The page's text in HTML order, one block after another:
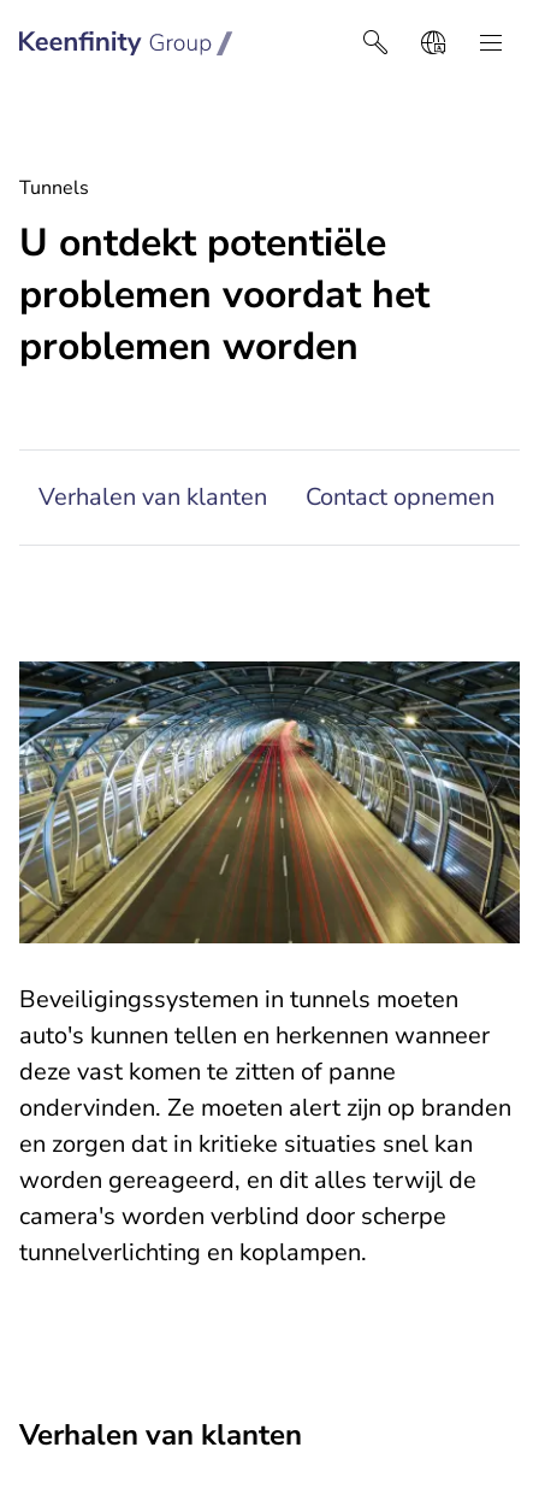
Keenfinity Group I België
Tunnels
U ontdekt potentiële
problemen voordat het
problemen worden
Verhalen van klanten Contact opnemen
Beveiligingssystemen in tunnels moeten
auto's kunnen tellen en herkennen wanneer
deze vast komen te zitten of panne
ondervinden. Ze moeten alert zijn op branden
en zorgen dat in kritieke situaties snel kan
worden gereageerd, en dit alles terwijl de
camera's worden verblind door scherpe
tunnelverlichting en koplampen.
Verhalen van klanten